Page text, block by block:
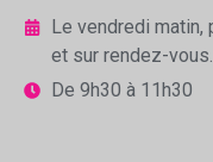
Le vendredi
et sur rendez-vous.
De 9h30 à 11h30